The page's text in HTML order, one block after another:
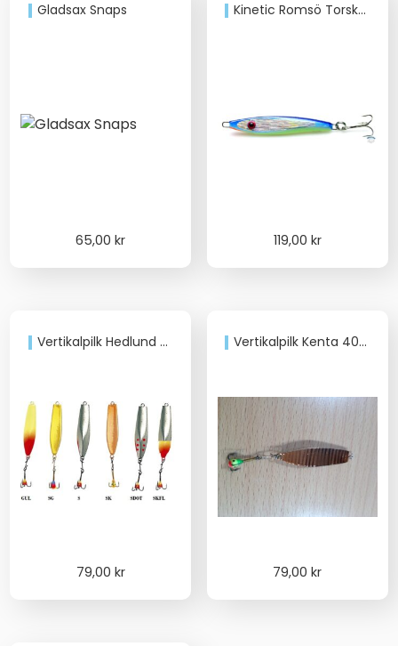
Gladsax Snaps
65,00kr
Kinetic Romsö Torskpilk 310gr
119,00 kr
Vertikalpilk Hedlund 35mm
79,00 kr
Vertikalpilk Kenta 40mm
79,00kr